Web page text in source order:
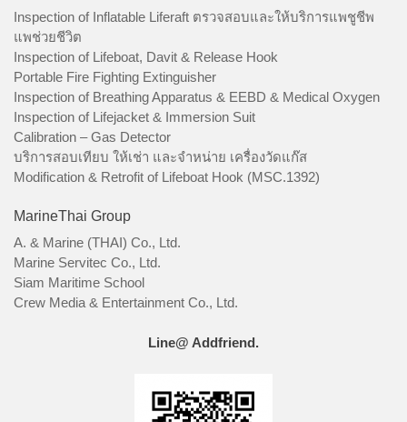
Inspection of Inflatable Liferaft ตรวจสอบและให้บริการแพชูชีพ
แพช่วยชีวิต
Inspection of Lifeboat, Davit & Release Hook
Portable Fire Fighting Extinguisher
Inspection of Breathing Apparatus & EEBD & Medical Oxygen
Inspection of Lifejacket & Immersion Suit
Calibration – Gas Detector
บริการสอบเทียบ ให้เช่า และจำหน่าย เครื่องวัดแก๊ส
Modification & Retrofit of Lifeboat Hook (MSC.1392)
MarineThai Group
A. & Marine (THAI) Co., Ltd.
Marine Servitec Co., Ltd.
Siam Maritime School
Crew Media & Entertainment Co., Ltd.
Line@ Addfriend.